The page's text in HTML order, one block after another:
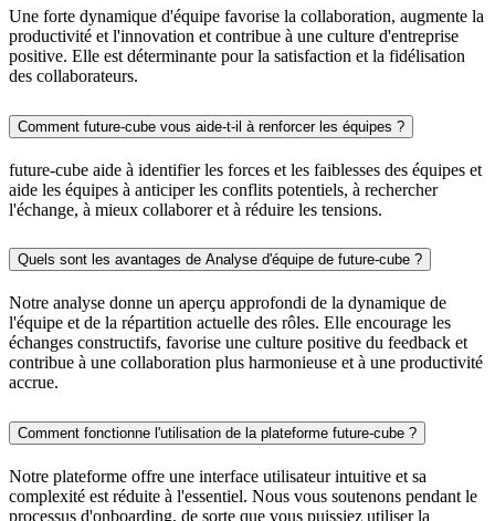
Une forte dynamique d'équipe favorise la collaboration, augmente la
productivité et l'innovation et contribue à une culture d'entreprise
positive. Elle est déterminante pour la satisfaction et la fidélisation
des collaborateurs.
Comment future-cube vous aide-t-il à renforcer les équipes ?
future-cube aide à identifier les forces et les faiblesses des équipes et
aide les équipes à anticiper les conflits potentiels, à rechercher
l'échange, à mieux collaborer et à réduire les tensions.
Quels sont les avantages de Analyse d'équipe de future-cube ?
Notre analyse donne un aperçu approfondi de la dynamique de
l'équipe et de la répartition actuelle des rôles. Elle encourage les
échanges constructifs, favorise une culture positive du feedback et
contribue à une collaboration plus harmonieuse et à une productivité
accrue.
Comment fonctionne l'utilisation de la plateforme future-cube ?
Notre plateforme offre une interface utilisateur intuitive et sa
complexité est réduite à l'essentiel. Nous vous soutenons pendant le
processus d'onboarding, de sorte que vous puissiez utiliser la